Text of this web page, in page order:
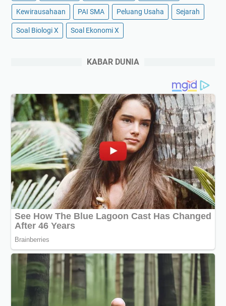
Kewirausahaan PAI SMA Peluang Usaha Sejarah
Soal Biologi X Soal Ekonomi X
KABAR DUNIA